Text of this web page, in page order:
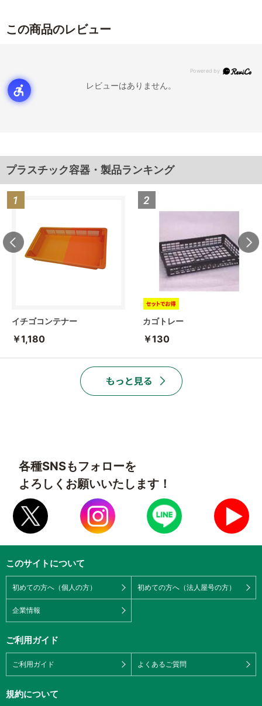
この商品のレビュー
レビューはありません。
プラスチック容器・製品ランキング
イチゴコンテナー
￥1,180
カゴトレー
￥130
各種SNSもフォローを
よろしくお願いいたします！
このサイトについて
初めての方へ（個人の方） 初めての方へ（法人屋号の方）
企業情報
ご利用ガイド
ご利用ガイド よくあるご質問
規約について